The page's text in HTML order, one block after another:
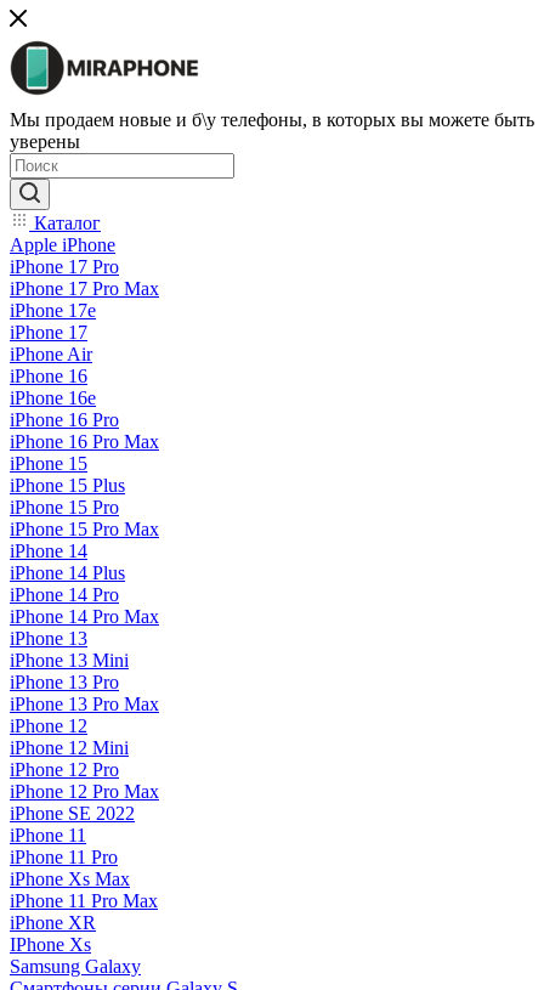
Мы продаем новые и б\у телефоны, в которых вы можете быть
уверены
Каталог
Apple iPhone
iPhone 17 Pro
iPhone 17 Pro Max
iPhone 17e
iPhone 17
iPhone Air
iPhone 16
iPhone 16e
iPhone 16 Pro
iPhone 16 Pro Max
iPhone 15
iPhone 15 Plus
iPhone 15 Pro
iPhone 15 Pro Max
iPhone 14
iPhone 14 Plus
iPhone 14 Pro
iPhone 14 Pro Max
iPhone 13
iPhone 13 Mini
iPhone 13 Pro
iPhone 13 Pro Max
iPhone 12
iPhone 12 Mini
iPhone 12 Pro
iPhone 12 Pro Max
iPhone SE 2022
iPhone 11
iPhone 11 Pro
iPhone Xs Max
iPhone 11 Pro Max
iPhone XR
IPhone Xs
Samsung Galaxy